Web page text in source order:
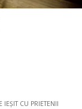
IEȘIT CU PRIETENII